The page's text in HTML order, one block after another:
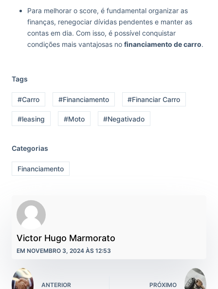
Para melhorar o score, é fundamental organizar as
finanças, renegociar dívidas pendentes e manter as
contas em dia. Com isso, é possível conquistar
condições mais vantajosas no financiamento de carro.
Tags
#Carro #Financiamento #Financiar Carro
#leasing #Moto #Negativado
Categorias
Financiamento
Victor Hugo Marmorato
EM NOVEMBRO 3, 2024 ÀS 12:53
ANTERIOR PRÓXIMO